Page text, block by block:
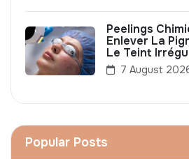
Peelings
Enlever La
Le Teint
7 August
Popular Posts